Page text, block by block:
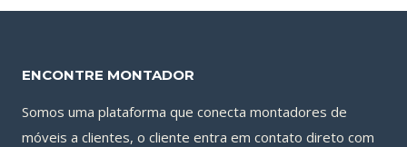
ENCONTRE MONTADOR
Somos uma plataforma que conecta montadores de
móveis a clientes, o cliente entra em contato direto com